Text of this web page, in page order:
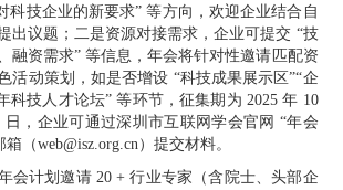
科技企业的新要求” 等方向，欢迎企业结合自
出议题；二是资源对接需求，企业可提交 “技
融资需求” 等信息，年会将针对性邀请匹配资
活动策划，如是否增设 “科技成果展示区”“企
科技人才论坛” 等环节，征集期为 2025 年 10
日，企业可通过深圳市互联网学会官网 “年会
箱（web@isz.org.cn）提交材料。
会计划邀请20 + 行业专家（含院士、头部企